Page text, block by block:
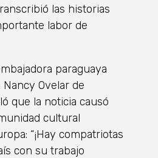
las historias
labor de
paraguaya
Nancy Ovelar de
que la noticia causó
cultural
“¡Hay compatriotas
con su trabajo